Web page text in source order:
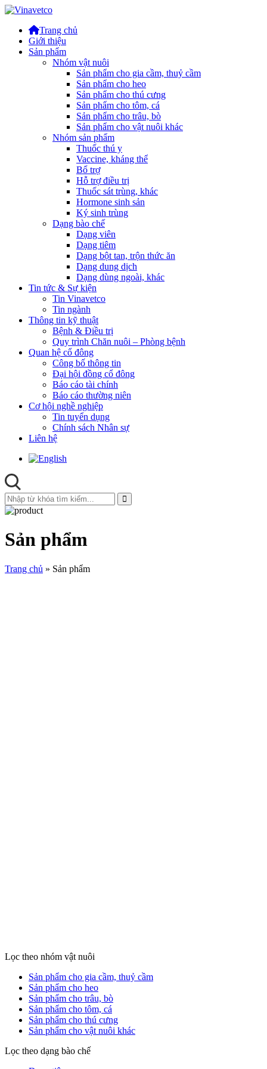
Trang chủ
Giới thiệu
Sản phẩm
Nhóm vật nuôi
Sản phẩm cho gia cầm, thuỷ cầm
Sản phẩm cho heo
Sản phẩm cho thú cưng
Sản phẩm cho tôm, cá
Sản phẩm cho trâu, bò
Sản phẩm cho vật nuôi khác
Nhóm sản phẩm
Thuốc thú y
Vaccine, kháng thể
Bổ trợ
Hỗ trợ điều trị
Thuốc sát trùng, khác
Hormone sinh sản
Ký sinh trùng
Dạng bào chế
Dạng viên
Dạng tiêm
Dạng bột tan, trộn thức ăn
Dạng dung dịch
Dạng dùng ngoài, khác
Tin tức & Sự kiện
Tin Vinavetco
Tin ngành
Thông tin kỹ thuật
Bệnh & Điều trị
Quy trình Chăn nuôi – Phòng bệnh
Quan hệ cổ đông
Công bố thông tin
Đại hội đồng cổ đông
Báo cáo tài chính
Báo cáo thường niên
Cơ hội nghề nghiệp
Tin tuyển dụng
Chính sách Nhân sự
Liên hệ
Sản phẩm
Trang chủ » Sản phẩm
Lọc theo nhóm vật nuôi
Sản phẩm cho gia cầm, thuỷ cầm
Sản phẩm cho heo
Sản phẩm cho trâu, bò
Sản phẩm cho tôm, cá
Sản phẩm cho thú cưng
Sản phẩm cho vật nuôi khác
Lọc theo dạng bào chế